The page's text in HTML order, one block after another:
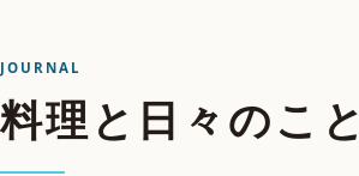
JOURNAL
料理と日々のこと